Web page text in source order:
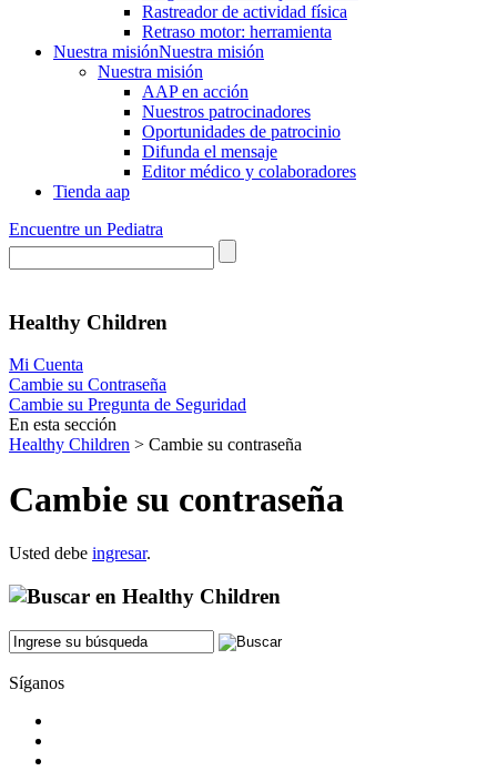
Rastre​​ador de activida​d física
Retraso motor: herramienta
Nuestra misiónNuestra misión
Nuestra misión
AAP en acción
Nuestros patrocinadores
Oportunidades de patrocinio
Difunda el mensaje
Editor médico y colaboradores
Tienda aap
Encuentre un Pediatra
Healthy Children
Mi Cuenta
Cambie su Contraseña
Cambie su Pregunta de Seguridad
En esta sección
Healthy Children > Cambie su contraseña
Cambie su contraseña
Usted debe ingresar.
Síganos